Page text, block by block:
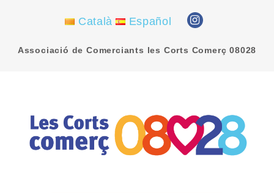
Català Español
Associació de Comerciants les Corts Comerç 08028